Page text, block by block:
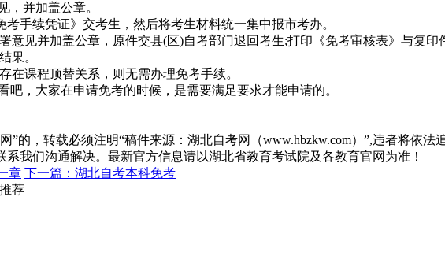
，并加盖公章。
手续凭证》交考生，然后将考生材料统一集中报市考办。
意见并加盖公章，原件交县(区)自考部门退回考生;打印《免考审核表》与复
果。
在课程顶替关系，则无需办理免考手续。
，大家在申请免考的时候，是需要满足要求才能申请的。
”的，转载必须注明“稿件来源：湖北自考网（www.hbzkw.com）”,违者将依法
我们沟通解决。最新官方信息请以湖北省教育考试院及各教育官网为准！
章 下一篇：湖北自考本科免考
荐